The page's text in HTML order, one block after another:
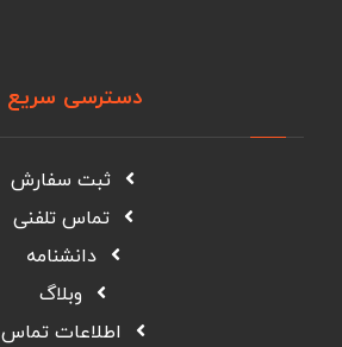
دسترسی سریع
ثبت سفارش
تماس تلفنی
دانشنامه
وبلاگ
اطلاعات تماس